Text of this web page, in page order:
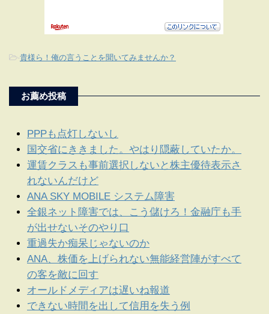
-貴様ら！俺の言うことを聞いてみませんか？
お薦め投稿
PPPも点灯しないし
国交省にききました。やはり隠蔽していたか。
運賃クラスも事前選択しないと株主優待表示さ
れないんだけど
ANA SKY MOBILE システム障害
全銀ネット障害では、こう儲けろ！金融庁も手
が出せないそのやり口
重過失か痴呆じゃないのか
ANA、株価を上げられない無能経営陣がすべて
の客を敵に回す
オールドメディアは遅いね報道
できない時間を出して信用を失う例